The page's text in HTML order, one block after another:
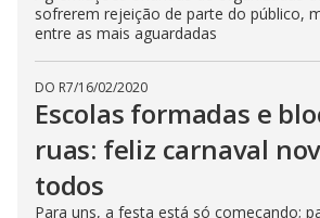
sofrerem rejeição de parte do público,
entre as mais aguardadas
DO R7/16/02/2020
Escolas formadas e
ruas: feliz carnaval
todos
Para uns, a festa está só começando;